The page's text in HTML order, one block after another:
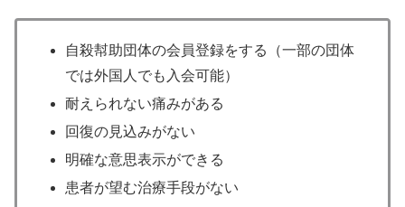
自殺幇助団体の会員登録をする（一部の団体
では外国人でも入会可能）
耐えられない痛みがある
回復の見込みがない
明確な意思表示ができる
患者が望む治療手段がない